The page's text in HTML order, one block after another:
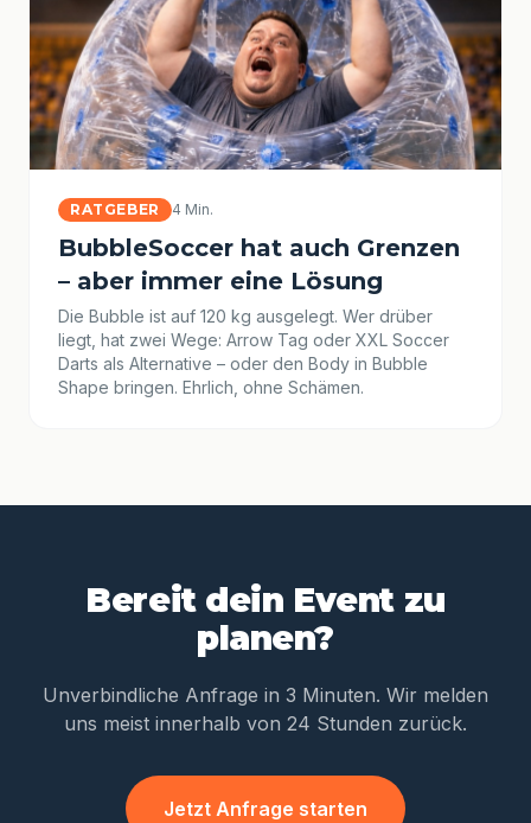
RATGEBER 4 Min.
BubbleSoccer hat auch Grenzen
– aber immer eine Lösung
Die Bubble ist auf 120 kg ausgelegt. Wer drüber
liegt, hat zwei Wege: Arrow Tag oder XXL Soccer
Darts als Alternative – oder den Body in Bubble
Shape bringen. Ehrlich, ohne Schämen.
Bereit dein Event zu
planen?
Unverbindliche Anfrage in 3 Minuten. Wir melden
uns meist innerhalb von 24 Stunden zurück.
Jetzt Anfrage starten